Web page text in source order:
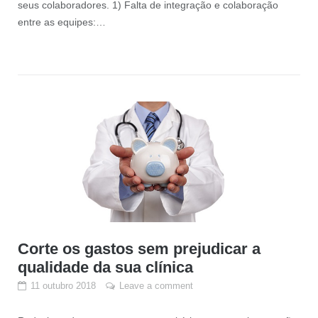
seus colaboradores. 1) Falta de integração e colaboração
entre as equipes:…
Corte os gastos sem prejudicar a
qualidade da sua clínica
11 outubro 2018 Leave a comment